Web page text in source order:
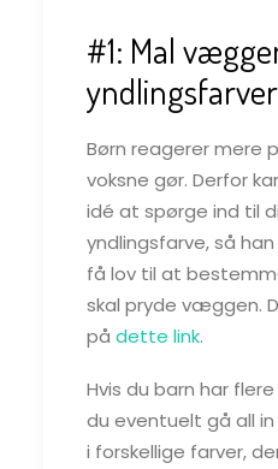
#1: Mal
yndlingsfarver
Børn reagerer mere
voksne gør. Derfor
idé at spørge ind til
yndlingsfarve, så
få lov til at
skal pryde væggen.
på dette link.
Hvis du barn har
du eventuelt gå all
i forskellige farver,